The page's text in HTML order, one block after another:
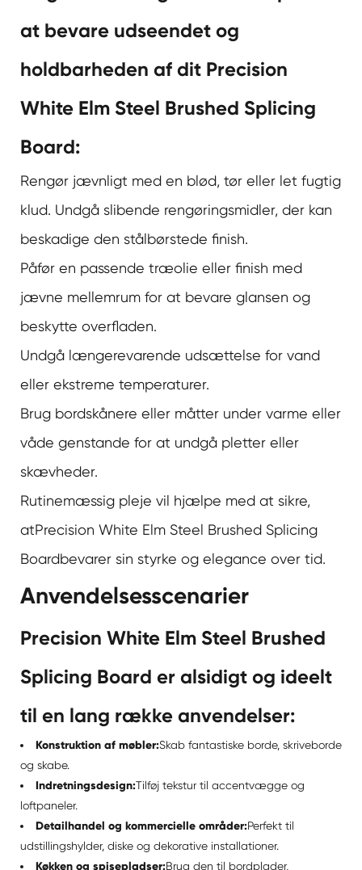
at bevare udseendet og
holdbarheden af dit Precision
White Elm Steel Brushed Splicing
Board:
Rengør jævnligt med en blød, tør eller let fugtig
klud. Undgå slibende rengøringsmidler, der kan
beskadige den stålbørstede finish.
Påfør en passende træolie eller finish med
jævne mellemrum for at bevare glansen og
beskytte overfladen.
Undgå længerevarende udsættelse for vand
eller ekstreme temperaturer.
Brug bordskånere eller måtter under varme eller
våde genstande for at undgå pletter eller
skævheder.
Rutinemæssig pleje vil hjælpe med at sikre,
atPrecision White Elm Steel Brushed Splicing
Boardbevarer sin styrke og elegance over tid.
Anvendelsesscenarier
Precision White Elm Steel Brushed
Splicing Board er alsidigt og ideelt
til en lang række anvendelser:
Konstruktion af møbler:Skab fantastiske borde, skriveborde
og skabe.
Indretningsdesign:Tilføj tekstur til accentvægge og
loftpaneler.
Detailhandel og kommercielle områder:Perfekt til
udstillingshylder, diske og dekorative installationer.
Køkken og spisepladser:Brug den til bordplader,